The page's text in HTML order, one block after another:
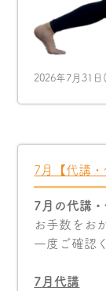
2026年7月31日
7月【代講・
7月の代講・
お手数をお
一度ご確認
7 月代講